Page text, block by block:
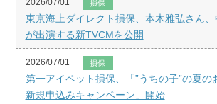
2026/07/01 損保
東京海上ダイレクト損保、本木雅弘さん
が出演する新TVCMを公開
2026/07/01 損保
第一アイペット損保、「”うちの子”の夏の
新規申込みキャンペーン」開始